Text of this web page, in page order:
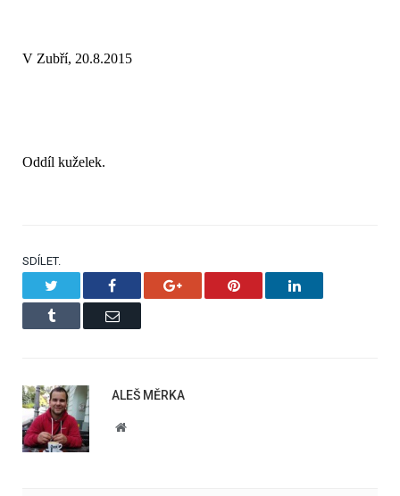
V Zubří, 20.8.2015
Oddíl kuželek.
SDÍLET.
Facebook Google+ Pinterest LinkedIn
Tumblr Email
ALEŠ MĚRKA
Website